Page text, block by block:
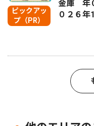
ピックアッ
プ（PR）
金庫 年
０２６年